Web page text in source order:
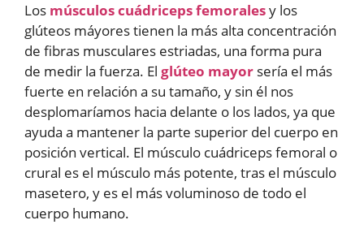
Los músculos cuádriceps femoralesy los
glúteos máyores tienen la más alta concentración
de fibras musculares estriadas, una forma pura
de medir la fuerza. El glúteo mayor sería el más
fuerte en relación a su tamaño, y sin él nos
desplomaríamos hacia delante o los lados, ya que
ayuda a mantener la parte superior del cuerpo en
posición vertical. El músculo cuádriceps femoral o
crural es el músculo más potente, tras el músculo
masetero, y es el más voluminoso de todo el
cuerpo humano.